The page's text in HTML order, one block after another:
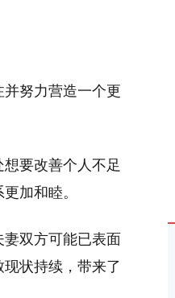
努力营造一个更
要改善个人不足
加和睦。
双方可能已表面
状持续，带来了